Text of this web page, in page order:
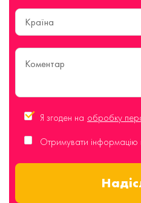
Країна
Я згоден на обробку
Отримувати інформацію